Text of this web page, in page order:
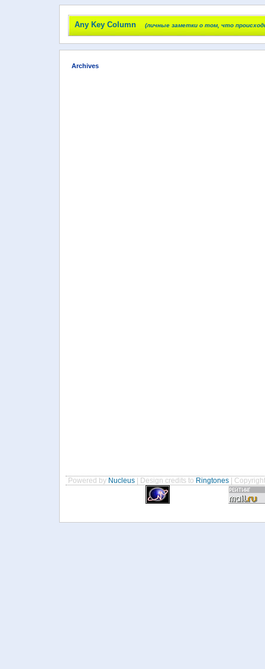
Any Key Column (личные заметки о том, что
Archives
Powered by Nucleus | Design credits to Ringtones |